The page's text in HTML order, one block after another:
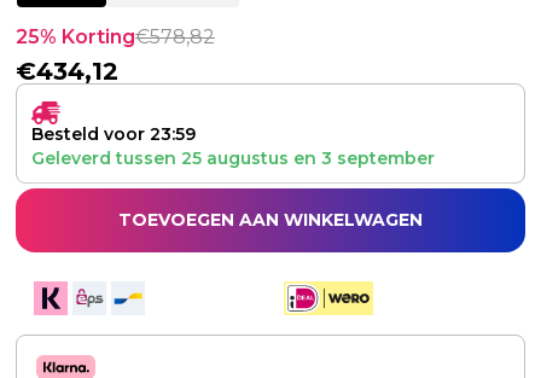
25% Korting€578,82
€434,12
Besteld voor 23:59
Geleverd tussen 25 augustus en 3 september
TOEVOEGEN AAN WINKELWAGEN